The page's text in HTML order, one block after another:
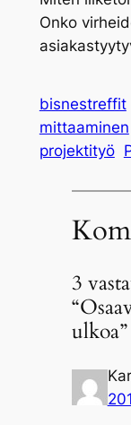
Onko
bisnestreffit
mittaaminen
projektityö
3
ulkoa”